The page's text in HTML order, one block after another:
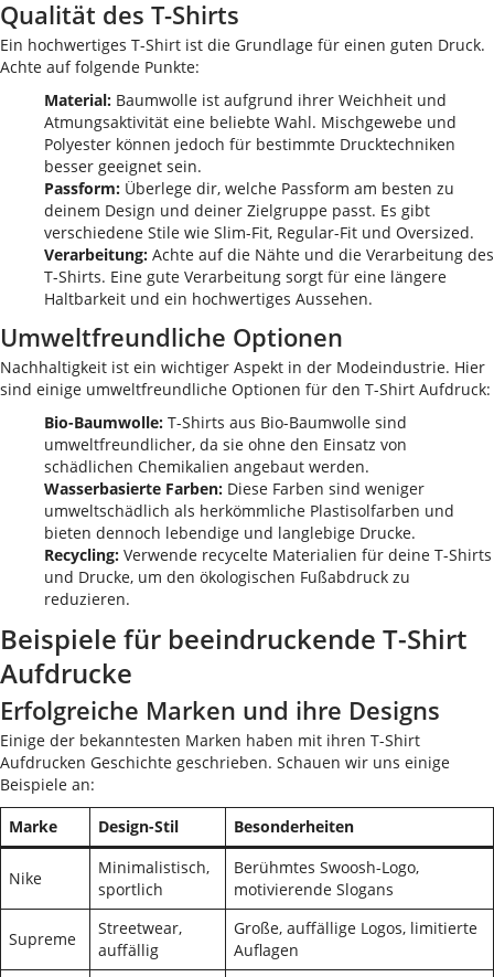
Qualität des T-Shirts
Ein hochwertiges T-Shirt ist die Grundlage für einen guten Druck.
Achte auf folgende Punkte:
Material: Baumwolle ist aufgrund ihrer Weichheit und
Atmungsaktivität eine beliebte Wahl. Mischgewebe und
Polyester können jedoch für bestimmte Drucktechniken
besser geeignet sein.
Passform: Überlege dir, welche Passform am besten zu
deinem Design und deiner Zielgruppe passt. Es gibt
verschiedene Stile wie Slim-Fit, Regular-Fit und Oversized.
Verarbeitung: Achte auf die Nähte und die Verarbeitung des
T-Shirts. Eine gute Verarbeitung sorgt für eine längere
Haltbarkeit und ein hochwertiges Aussehen.
Umweltfreundliche Optionen
Nachhaltigkeit ist ein wichtiger Aspekt in der Modeindustrie. Hier
sind einige umweltfreundliche Optionen für den T-Shirt Aufdruck:
Bio-Baumwolle: T-Shirts aus Bio-Baumwolle sind
umweltfreundlicher, da sie ohne den Einsatz von
schädlichen Chemikalien angebaut werden.
Wasserbasierte Farben: Diese Farben sind weniger
umweltschädlich als herkömmliche Plastisolfarben und
bieten dennoch lebendige und langlebige Drucke.
Recycling: Verwende recycelte Materialien für deine T-Shirts
und Drucke, um den ökologischen Fußabdruck zu
reduzieren.
Beispiele für beeindruckende T-Shirt
Aufdrucke
Erfolgreiche Marken und ihre Designs
Einige der bekanntesten Marken haben mit ihren T-Shirt
Aufdrucken Geschichte geschrieben. Schauen wir uns einige
Beispiele an:
Marke
Design-Stil Besonderheiten
Nike
Minimalistisch,
sportlich
Berühmtes Swoosh-Logo,
motivierende Slogans
Supreme
Streetwear,
auffällig
Große, auffällige Logos, limitierte
Auflagen